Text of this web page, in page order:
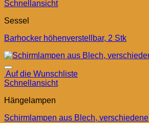
Schnellansicht
Sessel
Barhocker höhenverstellbar, 2 Stk
Auf die Wunschliste
Schnellansicht
Hängelampen
Schirmlampen aus Blech, verschiedene